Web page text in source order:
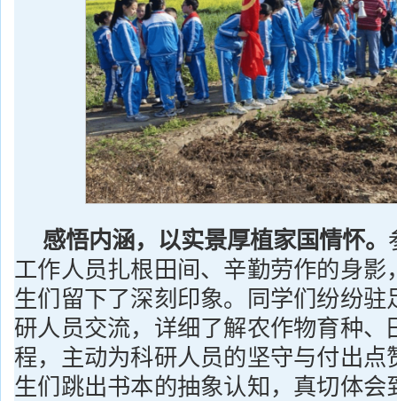
感悟内涵，以实景厚植家国情怀。
工作人员扎根田间、辛勤劳作的身影
生们留下了深刻印象。同学们纷纷驻
研人员交流，详细了解农作物育种、
程，主动为科研人员的坚守与付出点
生们跳出书本的抽象认知，真切体会